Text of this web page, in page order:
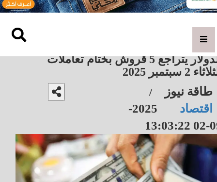
الدولار يتراجع 5 قروش بختام تعاملات
2 سبتمبر 2025
طاقة نيوز /
اقتصاد
2025-
09-02